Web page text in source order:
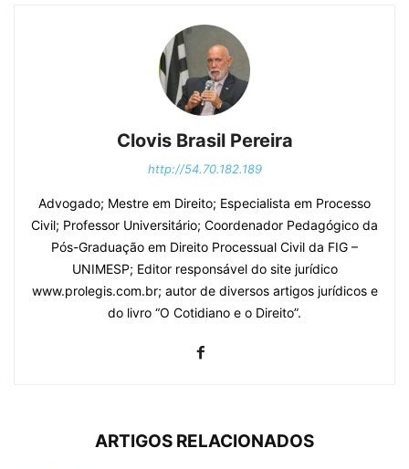
Clovis Brasil Pereira
http://54.70.182.189
Advogado; Mestre em Direito; Especialista em Processo
Civil; Professor Universitário; Coordenador Pedagógico da
Pós-Graduação em Direito Processual Civil da FIG –
UNIMESP; Editor responsável do site jurídico
www.prolegis.com.br; autor de diversos artigos jurídicos e
do livro “O Cotidiano e o Direito”.
ARTIGOS RELACIONADOS